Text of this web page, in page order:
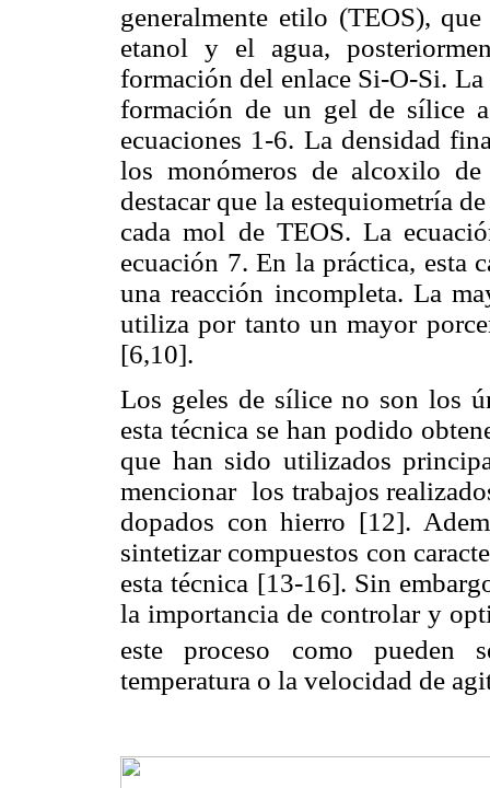
generalmente etilo (TEOS),
etanol y el agua,
formación del enlace Si-O-Si.
formación de un gel de sílice
ecuaciones 1-6. La densidad
los monómeros de alcoxilo
destacar que la estequiometría
cada mol de TEOS. La
ecuación 7. En la práctica, esta
una reacción incompleta. La
utiliza por tanto un mayor
[6,10].
Los geles de sílice no son los
esta técnica se han podido
que han sido utilizados
mencionar los trabajos
dopados con hierro [12]. A
sintetizar compuestos con
esta técnica [13-16]. Sin
la importancia de controlar y
este proceso como pueden
temperatura o la velocidad de